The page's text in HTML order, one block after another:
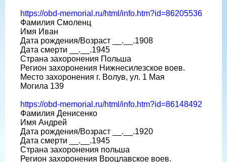
https://obd-memorial.ru/html/info.htm?id=86205536
Фамилия Смоленц
Имя Иван
Дата рождения/Возраст __.__.1908
Дата смерти __.__.1945
Страна захоронения Польша
Регион захоронения Нижнесилезское воев.
Место захоронения г. Волув, ул. 1 Мая
Могила 139
https://obd-memorial.ru/html/info.htm?id=86148492
Фамилия Денисенко
Имя Андрей
Дата рождения/Возраст __.__.1920
Дата смерти __.__.1945
Страна захоронения польша
Регион захоронения Вроцлавское воев.